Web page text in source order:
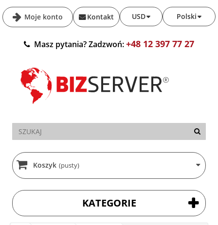
Moje konto Polski
USD
Kontakt
Masz pytania? Zadzwoń:+48 12 397 77 27
Koszyk (pusty)
KATEGORIE